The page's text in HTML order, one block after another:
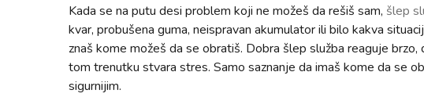
Kada se na putu desi problem koji ne možeš da rešiš sam, šlep
kvar, probušena guma, neispravan akumulator ili bilo kakva
znaš kome možeš da se obratiš. Dobra šlep služba reaguje
tom trenutku stvara stres. Samo saznanje da imaš kome da se
sigurnijim.